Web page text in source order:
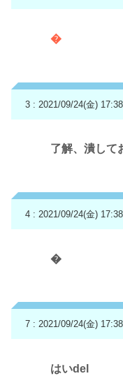
�
3 : 2021/09/24(金)
了解、潰して
4 : 2021/09/24(金)
�
7 : 2021/09/24(金)
はいdel